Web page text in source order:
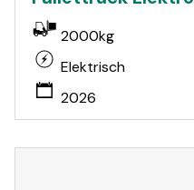
2000kg
Elektrisch
2026